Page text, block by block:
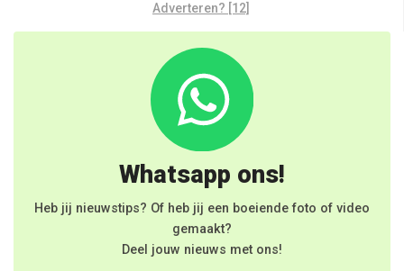
Adverteren? [12]
Whatsapp ons!
Heb jij nieuwstips? Of heb jij een boeiende foto of video
gemaakt?
Deel jouw nieuws met ons!